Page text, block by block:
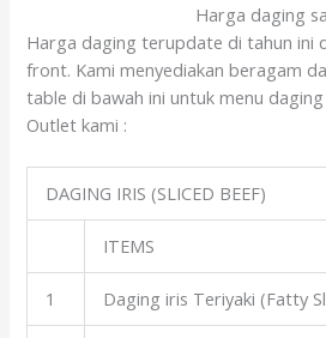
Harga daging
Harga daging terupdate di tahun ini
front. Kami menyediakan beragam
table di bawah ini untuk menu
Outlet kami :
DAGING IRIS (SLICED BEEF)
ITEMS
1 Daging iris Teriyaki (Fatty